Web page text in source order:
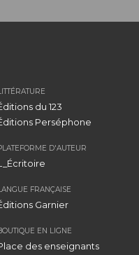
du 123
Perséphone
D'AUTEUR
FRANÇAISE
Garnier
EN LIGNE
des enseignants